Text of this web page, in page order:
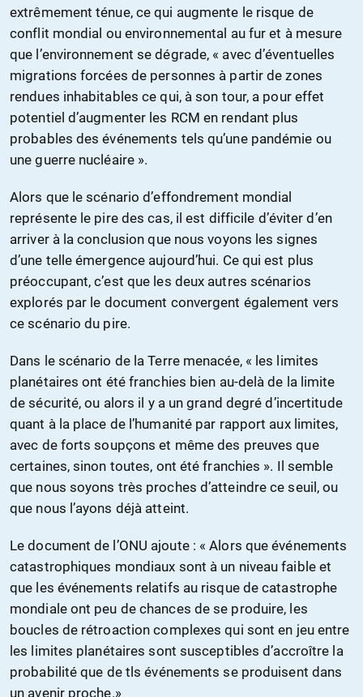
extrêmement ténue, ce qui augmente le risque de
conflit mondial ou environnemental au fur et à mesure
que l’environnement se dégrade, « avec d’éventuelles
migrations forcées de personnes à partir de zones
rendues inhabitables ce qui, à son tour, a pour effet
potentiel d’augmenter les RCM en rendant plus
probables des événements tels qu’une pandémie ou
une guerre nucléaire ».
Alors que le scénario d’effondrement mondial
représente le pire des cas, il est difficile d’éviter d’en
arriver à la conclusion que nous voyons les signes
d’une telle émergence aujourd’hui. Ce qui est plus
préoccupant, c’est que les deux autres scénarios
explorés par le document convergent également vers
ce scénario du pire.
Dans le scénario de la Terre menacée, « les limites
planétaires ont été franchies bien au-delà de la limite
de sécurité, ou alors il y a un grand degré d’incertitude
quant à la place de l’humanité par rapport aux limites,
avec de forts soupçons et même des preuves que
certaines, sinon toutes, ont été franchies ». Il semble
que nous soyons très proches d’atteindre ce seuil, ou
que nous l’ayons déjà atteint.
Le document de l’ONU ajoute : « Alors que événements
catastrophiques mondiaux sont à un niveau faible et
que les événements relatifs au risque de catastrophe
mondiale ont peu de chances de se produire, les
boucles de rétroaction complexes qui sont en jeu entre
les limites planétaires sont susceptibles d’accroître la
probabilité que de tls événements se produisent dans
un avenir proche.»